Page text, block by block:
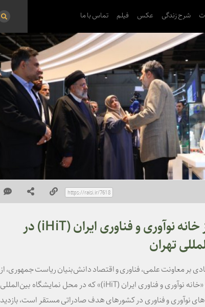
شرح زندگی عکس فیلم تماس با ما
بازدید دکتر رئیسی از خانه نوآوری و فناوری ایران (iHiT) در
تهران
بر معاونت علمی، فناوری و اقتصاد دانش‌بنیان ریاست جمهوری، از
نمایشگاه محصولات دانش‌بنیان «خانه نوآوری و فناوری ایران (iHiT)» که در محل نمایشگاه بین‌المللی
نوآوری و فناوری در کشورهای هدف صادراتی مستقر است، بازدید